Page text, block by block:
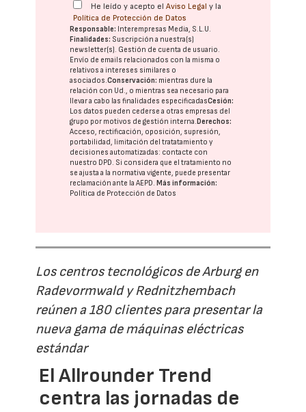
He leído y acepto elAviso Legal y la
Política de Protección de Datos
Responsable: Interempresas Media, S.L.U.
Finalidades: Suscripción a nuestra(s)
newsletter(s). Gestión de cuenta de usuario.
Envío de emails relacionados con la misma o
relativos a intereses similares o
asociados.Conservación: mientras dure la
relación con Ud., o mientras sea necesario para
llevar a cabo las finalidades especificadasCesión:
Los datos pueden cederse a otras empresas del
grupo por motivos de gestión interna.Derechos:
Acceso, rectificación, oposición, supresión,
portabilidad, limitación del tratatamiento y
decisiones automatizadas: contacte con
nuestro DPD. Si considera que el tratamiento no
se ajusta a la normativa vigente, puede presentar
reclamación ante laAEPD.Más información:
Política de Protección de Datos
Los centros tecnológicos de Arburg en
Radevormwald y Rednitzhembach
reúnen a 180 clientes para presentar la
nueva gama de máquinas eléctricas
estándar
El Allrounder Trend
centra las jornadas de